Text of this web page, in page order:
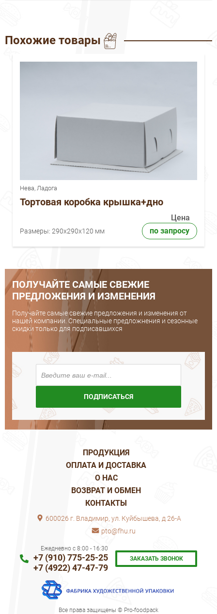
Похожие товары
Нева, Ладога
Тортовая коробка крышка+дно
Цена
Размеры: 290x290x120 мм по запросу
ПОЛУЧАЙТЕ САМЫЕ СВЕЖИЕ
ПРЕДЛОЖЕНИЯ И ИЗМЕНЕНИЯ
Получайте самые свежие предложения и изменения от
нашей компании. Специальные предложнения и сезонные
скидки только для подписавшихся
ПОДПИСАТЬСЯ
ПРОДУКЦИЯ
ОПЛАТА И ДОСТАВКА
О НАС
ВОЗВРАТ И ОБМЕН
КОНТАКТЫ
600026 г. Владимир, ул. Куйбышева, д 26-А
pto@fhu.ru
Ежедневно с 8:00 - 16:30
+7 (910) 775-25-25
+7 (4922) 47-47-79
ЗАКАЗАТЬ ЗВОНОК
Все права защищены © Pro-foodpack